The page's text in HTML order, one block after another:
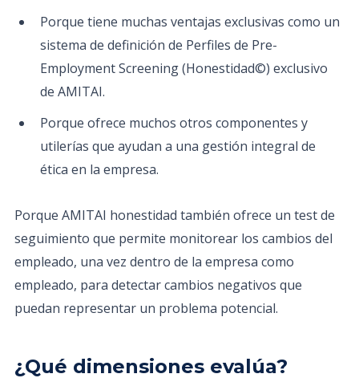
Porque tiene muchas ventajas exclusivas como un
sistema de definición de Perfiles de Pre-
Employment Screening (Honestidad©) exclusivo
de AMITAI.
Porque ofrece muchos otros componentes y
utilerías que ayudan a una gestión integral de
ética en la empresa.
Porque AMITAI honestidad también ofrece un test de
seguimiento que permite monitorear los cambios del
empleado, una vez dentro de la empresa como
empleado, para detectar cambios negativos que
puedan representar un problema potencial.
¿Qué dimensiones evalúa?